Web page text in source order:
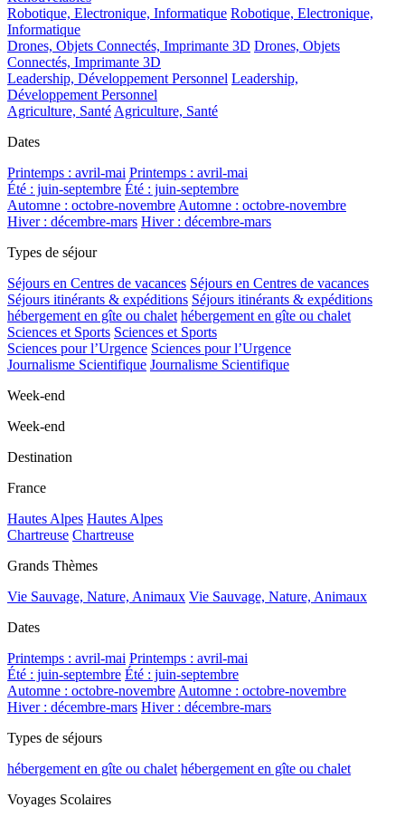
Robotique, Electronique, Informatique Robotique, Electronique,
Informatique
Drones, Objets Connectés, Imprimante 3D Drones, Objets
Connectés, Imprimante 3D
Leadership, Développement Personnel Leadership,
Développement Personnel
Agriculture, Santé Agriculture, Santé
Dates
Printemps : avril-mai Printemps : avril-mai
Été : juin-septembre Été : juin-septembre
Automne : octobre-novembre Automne : octobre-novembre
Hiver : décembre-mars Hiver : décembre-mars
Types de séjour
Séjours en Centres de vacances Séjours en Centres de vacances
Séjours itinérants & expéditions Séjours itinérants & expéditions
hébergement en gîte ou chalet hébergement en gîte ou chalet
Sciences et Sports Sciences et Sports
Sciences pour l’Urgence Sciences pour l’Urgence
Journalisme Scientifique Journalisme Scientifique
Week-end
Week-end
Destination
France
Hautes Alpes Hautes Alpes
Chartreuse Chartreuse
Grands Thèmes
Vie Sauvage, Nature, Animaux Vie Sauvage, Nature, Animaux
Dates
Printemps : avril-mai Printemps : avril-mai
Été : juin-septembre Été : juin-septembre
Automne : octobre-novembre Automne : octobre-novembre
Hiver : décembre-mars Hiver : décembre-mars
Types de séjours
hébergement en gîte ou chalet hébergement en gîte ou chalet
Voyages Scolaires